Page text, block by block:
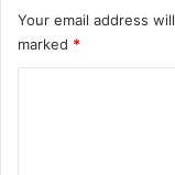
Your email address
marked *